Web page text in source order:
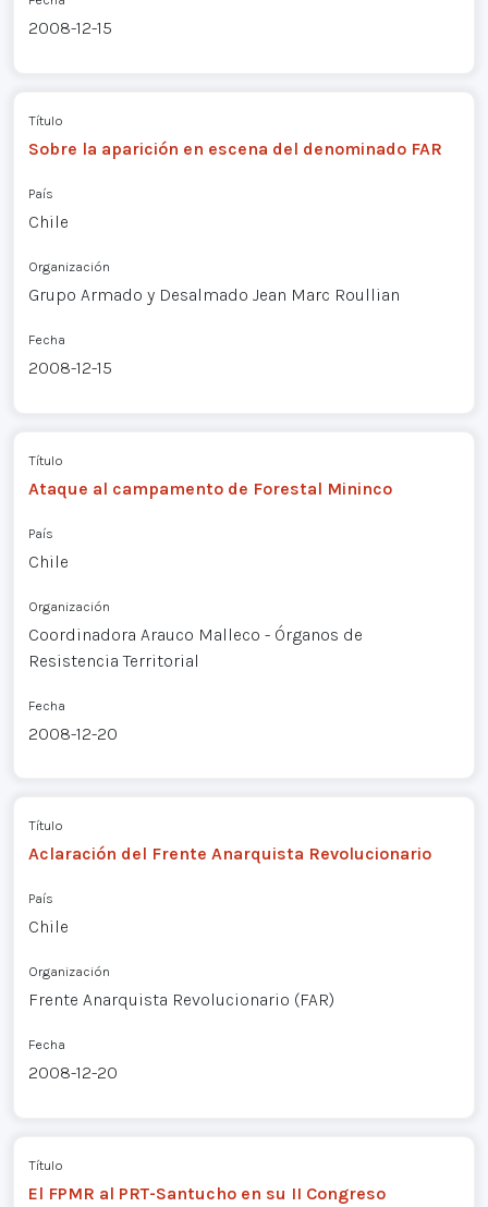
2008-12-15
Título
Sobre la aparición en escena del denominado FAR
País
Chile
Organización
Grupo Armado y Desalmado Jean Marc Roullian
Fecha
2008-12-15
Título
Ataque al campamento de Forestal Mininco
País
Chile
Organización
Coordinadora Arauco Malleco - Órganos de
Resistencia Territorial
Fecha
2008-12-20
Título
Aclaración del Frente Anarquista Revolucionario
País
Chile
Organización
Frente Anarquista Revolucionario (FAR)
Fecha
2008-12-20
Título
El FPMR al PRT-Santucho en su II Congreso